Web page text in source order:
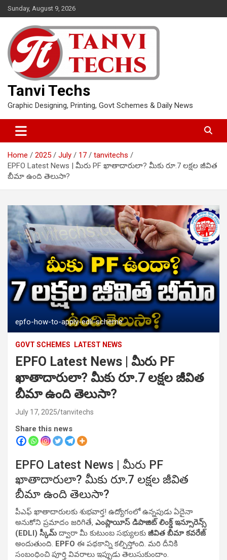
Skip
to
content
Sunday, August 9, 2026
Tanvi Techs
Graphic Designing, Printing, Govt Schemes & Daily News
Home 2025 July 17
tanvitechs
EPFO Latest News | మీరు PF ఖాతాదారులా? మీకు రూ.7 లక్షల జీవిత
బీమా ఉంది తెలుసా?
epfo-how-to-apply-edli-scheme
GOVT SCHEMES LATEST NEWS
EPFO Latest News | మీరు PF
ఖాతాదారులా? మీకు రూ.7 లక్షల జీవిత
బీమా ఉంది తెలుసా?
July 17, 2025 tanvitechs
Share this news
EPFO Latest News | మీరు PF
ఖాతాదారులా? మీకు రూ.7 లక్షల జీవిత
బీమా ఉంది తెలుసా?
పీఎఫ్ ఖాతాదారులకు శుభవార్త! ఉద్యోగంలో ఉన్నపుడు ఏదైనా
అనుకోని ప్రమాదం జరిగితే, ఎంప్లాయీస్ డిపాజిట్ లింక్డ్ ఇన్సూరెన్స్
(EDLI) స్కీమ్ ద్వారా మీ కుటుంబ సభ్యులకు జీవిత బీమా కవరేజ్
అందుతుంది. EPFO ఈ పథకాన్ని కల్పిస్తోంది. మరి దీనికి
సంబంధించి పూర్తి వివరాలు ఇప్పుడు తెలుసుకుందాం.